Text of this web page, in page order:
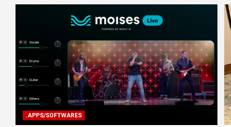
.APPS/SOFTWARES